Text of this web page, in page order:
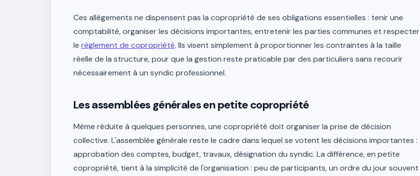
Ces allègements ne dispensent pas la copropriété de ses obligations essentielles : tenir une
comptabilité, organiser les décisions importantes, entretenir les parties communes et respecter
le règlement de copropriété. Ils visent simplement à proportionner les contraintes à la taille
réelle de la structure, pour que la gestion reste praticable par des particuliers sans recourir
nécessairement à un syndic professionnel.
Les assemblées générales en petite copropriété
Même réduite à quelques personnes, une copropriété doit organiser la prise de décision
collective. L'assemblée générale reste le cadre dans lequel se votent les décisions importantes :
approbation des comptes, budget, travaux, désignation du syndic. La différence, en petite
copropriété, tient à la simplicité de l'organisation : peu de participants, un ordre du jour souvent